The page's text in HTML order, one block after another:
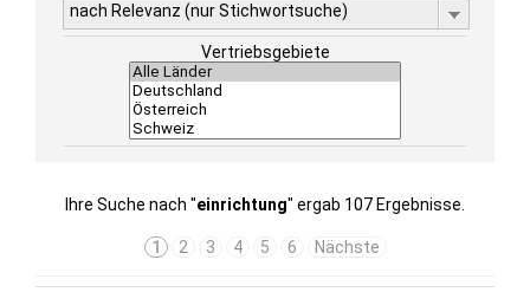
nach Relevanz (nur Stichwortsuche)
Vertriebsgebiete
Ihre Suche nach "einrichtung" ergab 107 Ergebnisse.
1 2 3 4 5 6 Nächste